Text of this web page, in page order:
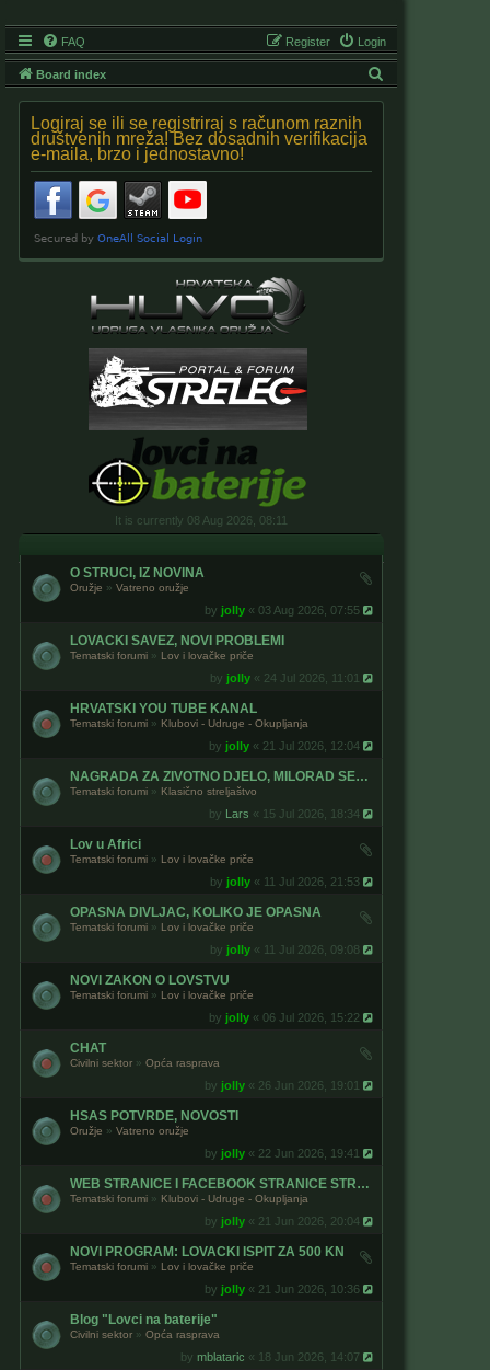
FAQ Login
Register
Board index
Logiraj se ili se registriraj s računom raznih
društvenih mreža! Bez dosadnih verifikacija
e-maila, brzo i jednostavno!
It is currently 08 Aug 2026, 08:11
O STRUCI, IZ NOVINA
Oružje » Vatreno oružje
by jolly« 03 Aug 2026, 07:55
LOVACKI SAVEZ, NOVI PROBLEMI
Tematski forumi » Lov i lovačke priče
by jolly« 24 Jul 2026, 11:01
HRVATSKI YOU TUBE KANAL
Tematski forumi » Klubovi - Udruge - Okupljanja
by jolly« 21 Jul 2026, 12:04
NAGRADA ZA ZIVOTNO DJELO, MILORAD SEPIC
Tematski forumi » Klasično streljaštvo
by Lars « 15 Jul 2026, 18:34
Lov u Africi
Tematski forumi » Lov i lovačke priče
by jolly« 11 Jul 2026, 21:53
OPASNA DIVLJAC, KOLIKO JE OPASNA
Tematski forumi » Lov i lovačke priče
by jolly« 11 Jul 2026, 09:08
NOVI ZAKON O LOVSTVU
Tematski forumi » Lov i lovačke priče
by jolly« 06 Jul 2026, 15:22
CHAT
Civilni sektor » Opća rasprava
by jolly« 26 Jun 2026, 19:01
HSAS POTVRDE, NOVOSTI
Oružje » Vatreno oružje
by jolly« 22 Jun 2026, 19:41
WEB STRANICE I FACEBOOK STRANICE STRELJACKIH KLUBOVA
Tematski forumi » Klubovi - Udruge - Okupljanja
by jolly« 21 Jun 2026, 20:04
NOVI PROGRAM: LOVACKI ISPIT ZA 500 KN
Tematski forumi » Lov i lovačke priče
by jolly« 21 Jun 2026, 10:36
Blog "Lovci na baterije"
Civilni sektor » Opća rasprava
by mblataric « 18 Jun 2026, 14:07